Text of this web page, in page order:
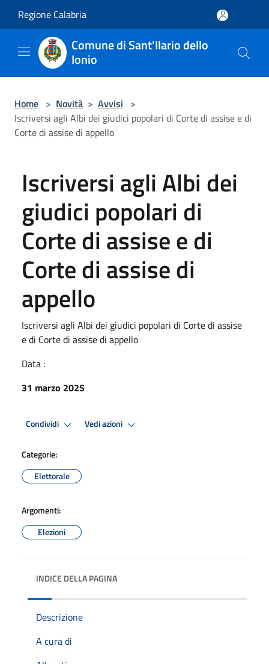
Regione Calabria
Comune di Sant'Ilario dello
Ionio
Home > Novità > Avvisi >
Iscriversi agli Albi dei giudici popolari di Corte di assise e di
Corte di assise di appello
Iscriversi agli Albi dei
giudici popolari di
Corte di assise e di
Corte di assise di
appello
Iscriversi agli Albi dei giudici popolari di Corte di assise
e di Corte di assise di appello
Data :
31 marzo 2025
Condividi Vedi azioni
Categorie:
Elettorale
Argomenti:
Elezioni
INDICE DELLA PAGINA
Descrizione
A cura di